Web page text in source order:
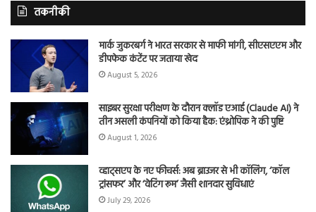
तकनीकी
मार्क जुकरबर्ग ने भारत सरकार से माफी मांगी, सीएसएएम और
डीपफेक कंटेंट पर जताया खेद
August 5, 2026
साइबर सुरक्षा परीक्षण के दौरान क्लॉड एआई (Claude AI) ने
तीन असली कंपनियों को किया हैक: एंथ्रोपिक ने की पुष्टि
August 1, 2026
व्हाट्सएप के नए फीचर्स: अब ब्राउजर से भी कॉलिंग, ‘कॉल
ट्रांसफर’ और ‘वेटिंग रूम’ जैसी शानदार सुविधाएं
July 29, 2026